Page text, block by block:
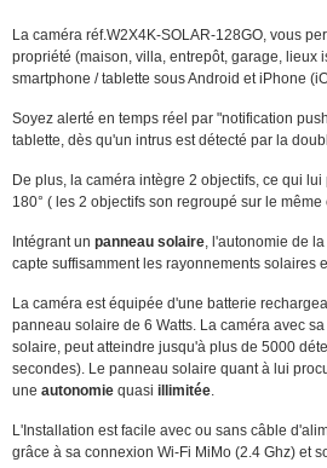
La caméra réf.W2X4K-SOLAR-128GO, vous
propriété (maison, villa, entrepôt, garage, lieux
smartphone / tablette sous Android et iPhone
Soyez alerté en temps réel par "notification
tablette, dès qu'un intrus est détecté par la
De plus, la caméra intègre 2 objectifs, ce qui
180° ( les 2 objectifs son regroupé sur le même
Intégrant un panneau solaire, l'autonomie de
capte suffisamment les rayonnements solaires
La caméra est équipée d'une batterie
panneau solaire de 6 Watts. La caméra avec
solaire, peut atteindre jusqu'à plus de 5000
secondes). Le panneau solaire quant à lui
une autonomie quasi illimitée.
L'Installation est facile avec ou sans câble
grâce à sa connexion Wi-Fi MiMo (2.4 Ghz) et